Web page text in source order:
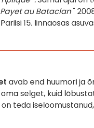
au Bataclan"
15. linnaosas
avab end huumori ja
selget, kuid
teda